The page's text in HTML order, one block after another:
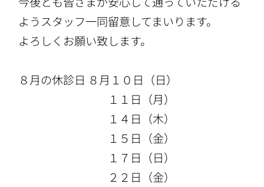
ようスタッフ一同留意してまいります。
よろしくお願い致します。
８月の休診日 ８月１０日（日）
１１日（月）
１４日（木）
１５日（金）
１７日（日）
２２日（金）